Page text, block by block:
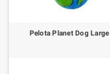
Pelota Planet Dog Large